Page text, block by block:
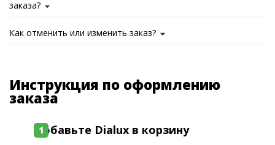
заказа?
Как отменить или изменить заказ?
Инструкция по оформлению
заказа
Добавьте Dialux в корзину